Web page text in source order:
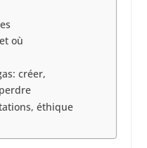
où
créer,
éthique